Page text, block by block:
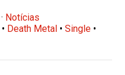
· Notícias
• Death Metal •Single •